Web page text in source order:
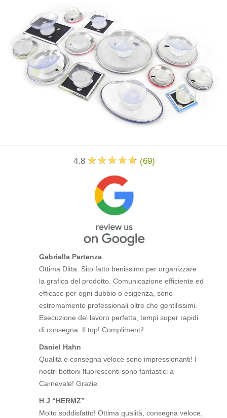
4.8 (69)
Gabriella Partenza
Ottima Ditta. Sito fatto benissimo per organizzare
la grafica del prodotto. Comunicazione efficiente ed
efficace per ogni dubbio o esigenza, sono
estremamente professionali oltre che gentilissimi.
Esecuzione del lavoro perfetta, tempi super rapidi
di consegna. Il top! Complimenti!
Daniel Hahn
Qualità e consegna veloce sono impressionanti! I
nostri bottoni fluorescenti sono fantastici a
Carnevale! Grazie.
H J “HERMZ”
Molto soddisfatto! Ottima qualità, consegna veloce,